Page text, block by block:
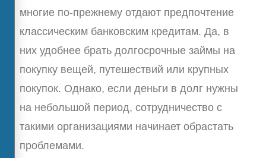
многие по-прежнему отдают предпочтение
классическим банковским кредитам. Да, в
них удобнее брать долгосрочные займы на
покупку вещей, путешествий или крупных
покупок. Однако, если деньги в долг нужны
на небольшой период, сотрудничество с
такими организациями начинает обрастать
проблемами.